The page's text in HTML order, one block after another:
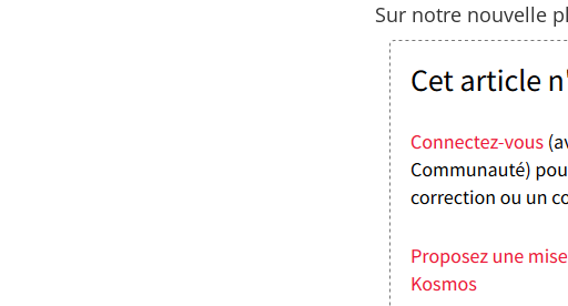
Sur notre nouvelle